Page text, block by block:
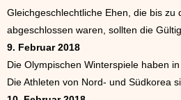
Gleichgeschlechtliche Ehen, die bis zu
abgeschlossen waren, sollten die
9. Februar 2018
Die Olympischen Winterspiele haben
Die Athleten von Nord- und Südkorea